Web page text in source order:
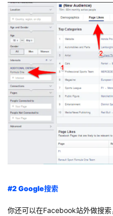
例
拆
解
操
盘
手
C
l
u
选
#2 Google搜索
你还可以在Facebook站外做搜